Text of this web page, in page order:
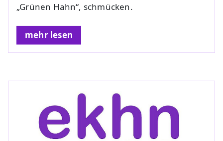
„Grünen Hahn“, schmücken.
mehr lesen